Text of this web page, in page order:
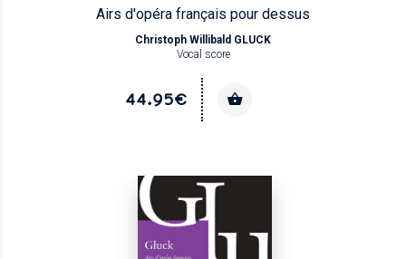
Airs d'opéra français pour dessus
Christoph Willibald GLUCK
Vocal score
44.95€